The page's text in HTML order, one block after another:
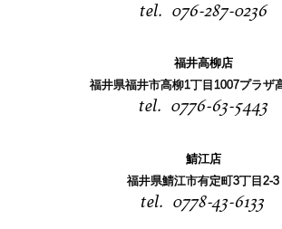
076-287-0236
福井高柳店
福井県福井市高柳1丁目1007プラザ
0776-63-5443
鯖江店
福井県鯖江市有定町3丁目2-3
0778-43-6133